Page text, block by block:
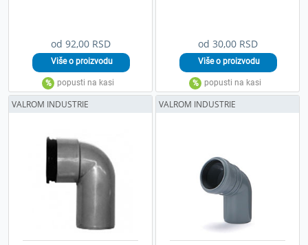
od 92,00 RSD od 30,00 RSD
VALROM INDUSTRIE VALROM INDUSTRIE